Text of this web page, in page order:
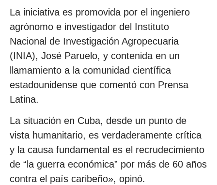
La iniciativa es promovida por el ingeniero
agrónomo e investigador del Instituto
Nacional de Investigación Agropecuaria
(INIA), José Paruelo, y contenida en un
llamamiento a la comunidad científica
estadounidense que comentó con Prensa
Latina.
La situación en Cuba, desde un punto de
vista humanitario, es verdaderamente crítica
y la causa fundamental es el recrudecimiento
de “la guerra económica” por más de 60 años
contra el país caribeño», opinó.